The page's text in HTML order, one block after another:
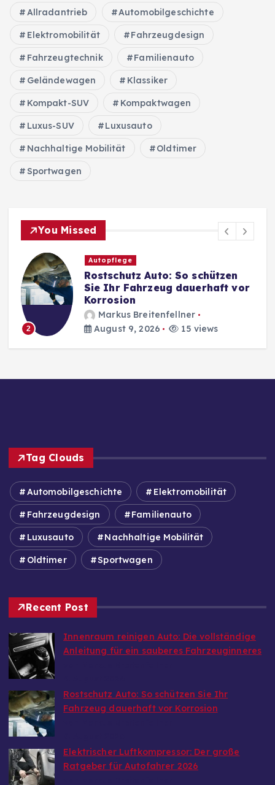
Allradantrieb Automobilgeschichte
Elektromobilität Fahrzeugdesign
Fahrzeugtechnik Familienauto
Geländewagen Klassiker
Kompakt-SUV Kompaktwagen
Luxus-SUV Luxusauto
Nachhaltige Mobilität Oldtimer
Sportwagen
You Missed
2
Autopflege
Rostschutz Auto: So schützen
Sie Ihr Fahrzeug dauerhaft vor
Korrosion
Markus Breitenfellner
August 9, 2026
15 views
Tag Clouds
Automobilgeschichte Elektromobilität
Fahrzeugdesign Familienauto
Luxusauto Nachhaltige Mobilität
Oldtimer Sportwagen
Recent Post
Innenraum reinigen Auto: Die vollständige
Anleitung für ein sauberes Fahrzeuginneres
Rostschutz Auto: So schützen Sie Ihr
Fahrzeug dauerhaft vor Korrosion
Elektrischer Luftkompressor: Der große
Ratgeber für Autofahrer 2026